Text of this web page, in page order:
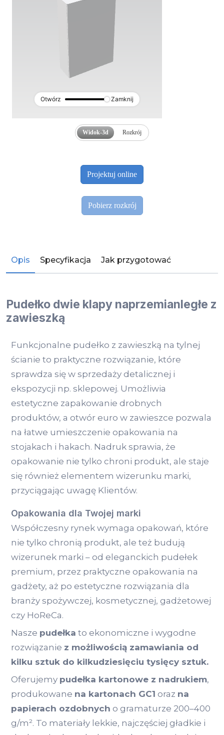
Otwórz Zamknij
Widok-3d Rozkrój
Opis Specyfikacja Jak przygotować
Pudełko dwie klapy naprzemianległe z
zawieszką
Funkcjonalne pudełko z zawieszką na tylnej
ścianie to praktyczne rozwiązanie, które
sprawdza się w sprzedaży detalicznej i
ekspozycji np. sklepowej. Umożliwia
estetyczne zapakowanie drobnych
produktów, a otwór euro w zawieszce pozwala
na łatwe umieszczenie opakowania na
stojakach i hakach. Nadruk sprawia, że
opakowanie nie tylko chroni produkt, ale staje
się również elementem wizerunku marki,
przyciągając uwagę Klientów.
Opakowania dla Twojej marki
Współczesny rynek wymaga opakowań, które
nie tylko chronią produkt, ale też budują
wizerunek marki – od eleganckich pudełek
premium, przez praktyczne opakowania na
gadżety, aż po estetyczne rozwiązania dla
branży spożywczej, kosmetycznej, gadżetowej
czy HoReCa.
Nasze pudełka to ekonomiczne i wygodne
rozwiązanie z możliwością zamawiania od
kilku sztuk do kilkudziesięciu tysięcy sztuk.
Oferujemy pudełka kartonowe z nadrukiem,
produkowane na kartonach GC1 oraz na
papierach ozdobnych o gramaturze 200–400
g/m². To materiały lekkie, najczęściej gładkie i